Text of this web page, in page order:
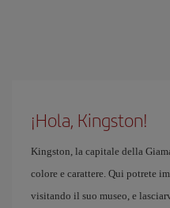
¡Hola, Kingston!
Kingston, la capitale della
colore e carattere. Qui potrete
visitando il suo museo, e